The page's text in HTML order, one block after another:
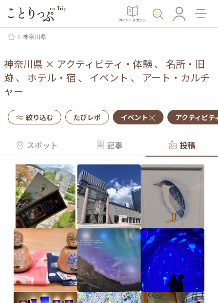
ガイド・マガジン
神奈川県
神奈川県 × アクティビティ・体験、 名所・旧
跡、 ホテル・宿 、 イベント 、 アート・カルチ
ャー
絞り込む たびレポ イベント アクティビテ
スポット 記事 投稿